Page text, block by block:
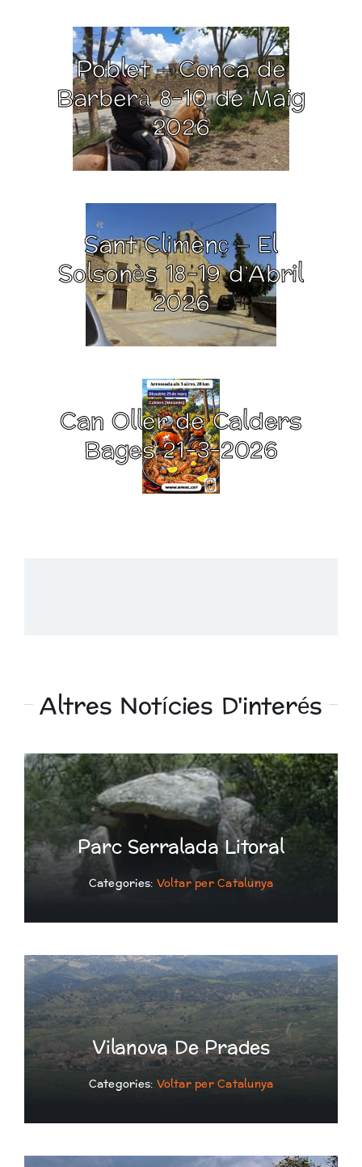
Poblet – Conca de
Barberà 8-10 de Maig
2026
Sant Climenç – El
Solsonès 18-19 d’Abril
2026
Can Oller de Calders
Bages 21-3-2026
Altres Notícies D'interés
Parc Serralada Litoral
Categories: Voltar per Catalunya
Vilanova De Prades
Categories: Voltar per Catalunya